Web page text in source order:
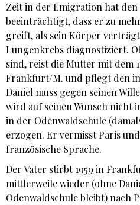
Zeit in der Emigration hat den
beeinträchtigt, dass er zu
greift, als sein Körper
Lungenkrebs diagnostiziert.
sind, reist die Mutter mit dem
Frankfurt/M. und pflegt den
Daniel muss gegen seinen
wird auf seinen Wunsch
in der Odenwaldschule
erzogen. Er vermisst Paris
französische Sprache.
Der Vater stirbt 1959 in
mittlerweile wieder (ohne
Odenwaldschule bleibt) nach